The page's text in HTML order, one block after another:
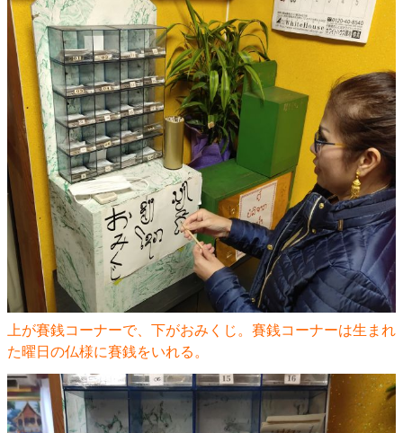
上が賽銭コーナーで、下がおみくじ。賽銭コーナーは生まれ
た曜日の仏様に賽銭をいれる。